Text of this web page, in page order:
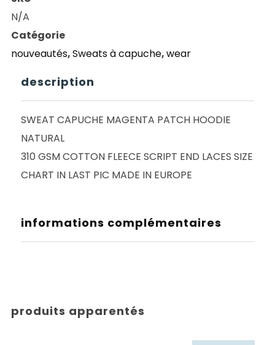
MAGENTA
PATCH
HOODIE
NATURAL
N/A
Catégorie
nouveautés,Sweats à capuche,wear
description
SWEAT CAPUCHE MAGENTA PATCH HOODIE
NATURAL
310 GSM COTTON FLEECE SCRIPT END LACES SIZE
CHART IN LAST PIC MADE IN EUROPE
informations complémentaires
produits apparentés